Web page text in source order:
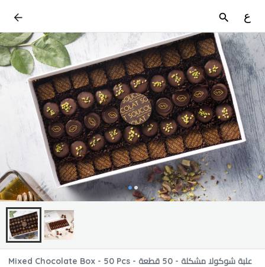
ع
Mixed Chocolate Box - 50 Pcs - علبة شوكولا مشكلة - 50 قطعة